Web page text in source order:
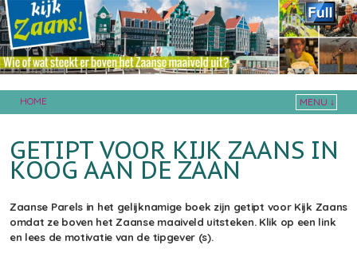
HOME
MENU ↓
GETIPT VOOR KIJK ZAANS IN
KOOG AAN DE ZAAN
Zaanse Parels in het gelijknamige boek zijn getipt voor Kijk Zaans
omdat ze boven het Zaanse maaiveld uitsteken. Klik op een link
en lees de motivatie van de tipgever (s).